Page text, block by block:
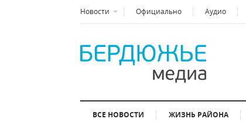
Новости Официально Аудио
ВСЕ НОВОСТИ ЖИЗНЬ РАЙОНА